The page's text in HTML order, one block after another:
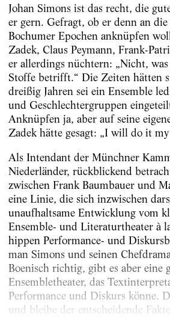
Johan Simons ist das recht, die
er gern. Gefragt, ob er denn an
Bochumer Epochen anknüpfen
Zadek, Claus Peymann, Frank-
er allerdings nüchtern: „Nicht,
Stoffe betrifft.“ Die Zeiten hätten
dreißig Jahren sei ein Ensemble
und Geschlechtergruppen
Anknüpfen ja, aber auf seine
Zadek hätte gesagt: „I will do it my
Als Intendant der Münchner
Niederländer, rückblickend
zwischen Frank Baumbauer und
eine Linie, die sich inzwischen
unaufhaltsame Entwicklung vom
Ensemble- und Literaturtheater à
hippen Performance- und
man Simons und seinen
Boenisch richtig, gibt es aber eine
Ensembletheater, das
Performance und Diskurs könne.
und bleibe der entscheidende